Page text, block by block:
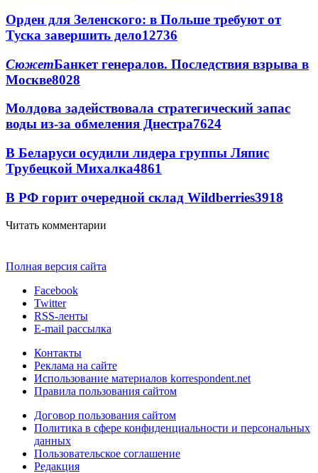
Орден для Зеленского: в Польше требуют от
Туска завершить дело12736
СюжетБанкет генералов. Последствия взрыва в
Москве8028
Молдова задействовала стратегический запас
воды из-за обмеления Днестра7624
В Беларуси осудили лидера группы Ляпис
Трубецкой Михалка4861
В РФ горит очередной склад Wildberries3918
Читать комментарии
Полная версия сайта
Facebook
Twitter
RSS-ленты
E-mail рассылка
Контакты
Реклама на сайте
Использование материалов korrespondent.net
Правила пользования сайтом
Договор пользования сайтом
Политика в сфере конфиденциальности и персональных
данных
Пользовательское соглашение
Редакция